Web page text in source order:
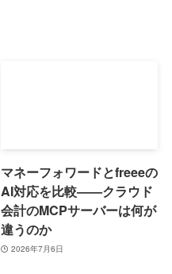
マネーフォワードとfreeeの
AI対応を比較——クラウド
会計のMCPサーバーは何が
違うのか
2026年7月6日